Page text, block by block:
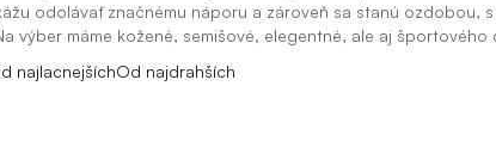
odolávať značnému náporu a zároveň sa stanú ozdobou,
výber máme kožené, semišové, elegentné, ale aj
najlacnejšíchOd najdrahších